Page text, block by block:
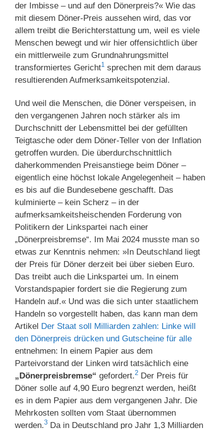
der Imbisse – und auf den Dönerpreis?« Wie das
mit diesem Döner-Preis aussehen wird, das vor
allem treibt die Berichterstattung um, weil es viele
Menschen bewegt und wir hier offensichtlich über
ein mittlerweile zum Grundnahrungsmittel
transformiertes Gericht1 sprechen mit dem daraus
resultierenden Aufmerksamkeitspotenzial.
Und weil die Menschen, die Döner verspeisen, in
den vergangenen Jahren noch stärker als im
Durchschnitt der Lebensmittel bei der gefüllten
Teigtasche oder dem Döner-Teller von der Inflation
getroffen wurden. Die überdurchschnittlich
daherkommenden Preisanstiege beim Döner –
eigentlich eine höchst lokale Angelegenheit – haben
es bis auf die Bundesebene geschafft. Das
kulminierte – kein Scherz – in der
aufmerksamkeitsheischenden Forderung von
Politikern der Linkspartei nach einer
„Dönerpreisbremse“. Im Mai 2024 musste man so
etwas zur Kenntnis nehmen: »In Deutschland liegt
der Preis für Döner derzeit bei über sieben Euro.
Das treibt auch die Linkspartei um. In einem
Vorstandspapier fordert sie die Regierung zum
Handeln auf.« Und was die sich unter staatlichem
Handeln so vorgestellt haben, das kann man dem
Artikel Der Staat soll Milliarden zahlen: Linke will
den Dönerpreis drücken und Gutscheine für alle
entnehmen: In einem Papier aus dem
Parteivorstand der Linken wird tatsächlich eine
„Dönerpreisbremse“ gefordert.2 Der Preis für
Döner solle auf 4,90 Euro begrenzt werden, heißt
es in dem Papier aus dem vergangenen Jahr. Die
Mehrkosten sollten vom Staat übernommen
werden.3 Da in Deutschland pro Jahr 1,3 Milliarden